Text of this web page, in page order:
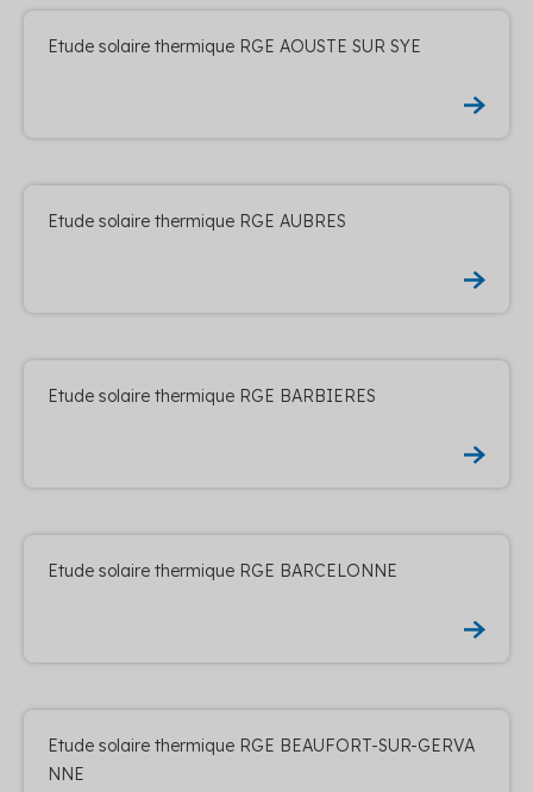
Etude solaire thermique RGE AOUSTE SUR SYE
Etude solaire thermique RGE AUBRES
Etude solaire thermique RGE BARBIERES
Etude solaire thermique RGE BARCELONNE
Etude solaire thermique RGE BEAUFORT-SUR-GERVA
NNE